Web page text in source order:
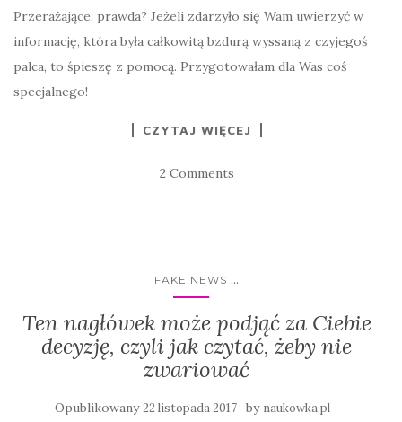
Przerażające, prawda? Jeżeli zdarzyło się Wam uwierzyć w
informację, która była całkowitą bzdurą wyssaną z czyjegoś
palca, to śpieszę z pomocą. Przygotowałam dla Was coś
specjalnego!
CZYTAJ WIĘCEJ
2 Comments
FAKE NEWS ...
Ten nagłówek może podjąć za Ciebie
decyzję, czyli jak czytać, żeby nie
zwariować
Opublikowany22 listopada 2017 by naukowka.pl